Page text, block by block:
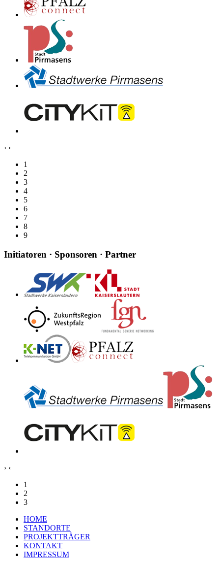
› ‹
1
2
3
4
5
6
7
8
9
Initiatoren · Sponsoren · Partner
› ‹
1
2
3
HOME
STANDORTE
PROJEKTTRÄGER
KONTAKT
IMPRESSUM